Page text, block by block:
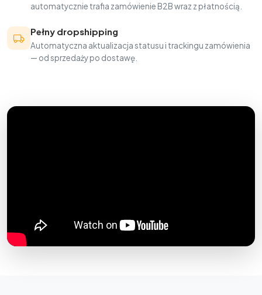
automatycznie trafia zamówienie B2B wraz z płatnością.
Pełny dropshipping
Automatyczna aktualizacja statusu i trackingu zamówienia
— od sprzedaży po dostawę.